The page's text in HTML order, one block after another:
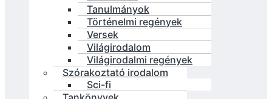
Tanulmányok
Történelmi regények
Versek
Világirodalom
Világirodalmi regények
Szórakoztató irodalom
Sci-fi